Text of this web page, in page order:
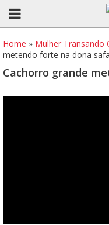
Home » Mulher Transando
metendo forte na dona
Cachorro grande